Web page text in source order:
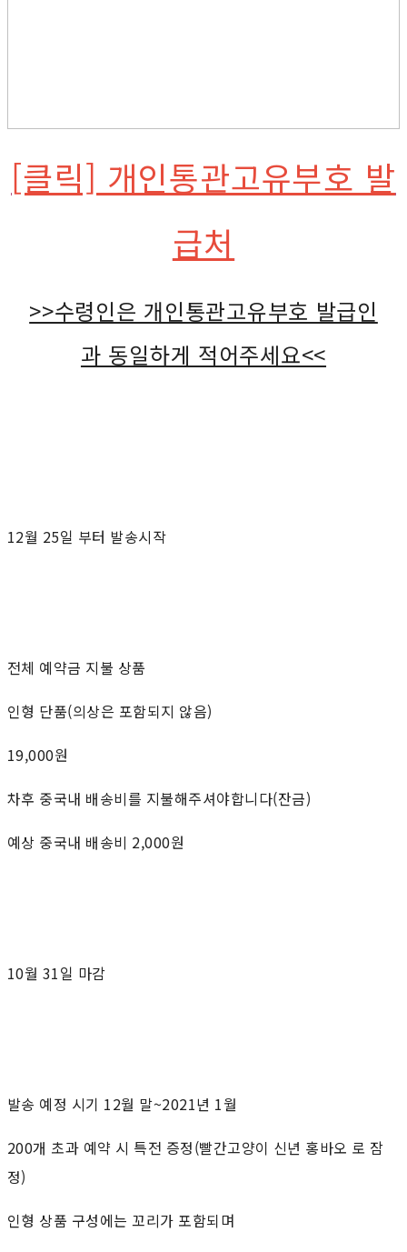
[클릭] 개인통관고유부호 발
급처
>>수령인은 개인통관고유부호 발급인
과 동일하게 적어주세요<<
12월 25일 부터 발송시작
전체 예약금 지불 상품
인형 단품(의상은 포함되지 않음)
19,000원
차후 중국내 배송비를 지불해주셔야합니다(잔금)
예상 중국내 배송비 2,000원
10월 31일 마감
발송 예정 시기 12월 말~2021년 1월
200개 초과 예약 시 특전 증정(빨간고양이 신년 홍바오 로 잠
정)
인형 상품 구성에는 꼬리가 포함되며